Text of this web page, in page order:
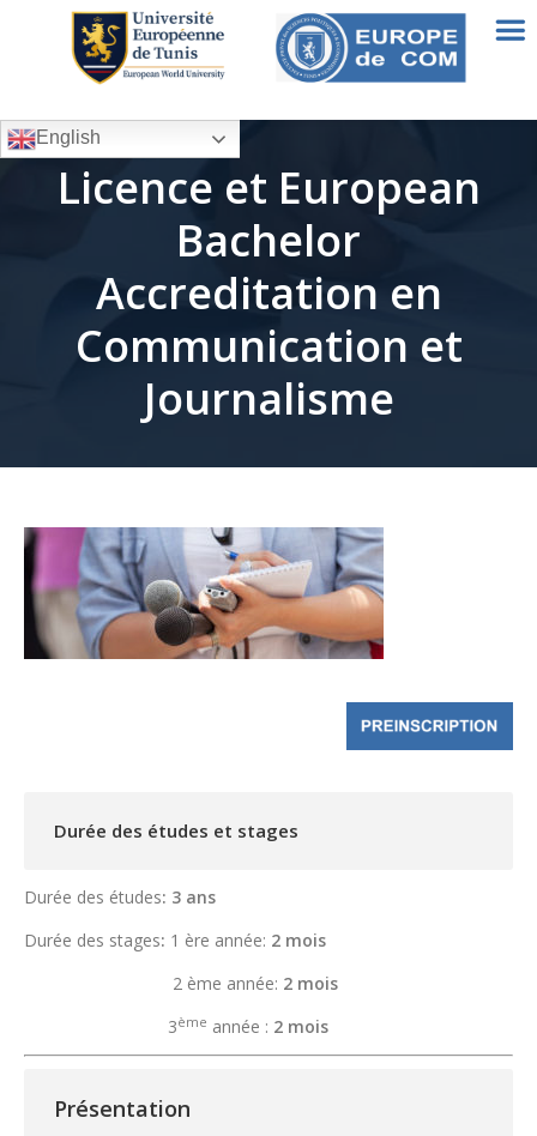
Licence et European
Bachelor
Accreditation en
Communication et
Journalisme
Durée des études et stages
Durée des études: 3 ans
Durée des stages: 1 ère année: 2 mois
2 ème année: 2 mois
3ème année : 2 mois
Présentation
English